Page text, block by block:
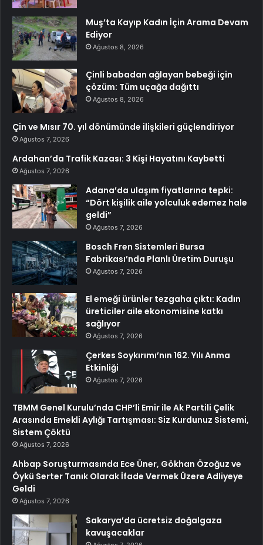
Muş’ta Kayıp Kadın İçin Arama Devam
Ediyor
Ağustos 8, 2026
Çinli babadan ağlayan bebeği için
çözüm: Tüm uçağa dağıttı
Ağustos 8, 2026
Çin ve Mısır 70. yıl dönümünde ilişkileri güçlendiriyor
Ağustos 7, 2026
Ardahan’da Trafik Kazası: 3 Kişi Hayatını Kaybetti
Ağustos 7, 2026
Adana’da ulaşım fiyatlarına tepki:
“Dört kişilik aile yolculuk edemez hale
geldi”
Ağustos 7, 2026
Bosch Fren Sistemleri Bursa
Fabrikası’nda Planlı Üretim Duruşu
Ağustos 7, 2026
El emeği ürünler tezgaha çıktı: Kadın
üreticiler aile ekonomisine katkı
sağlıyor
Ağustos 7, 2026
Çerkes Soykırımı’nın 162. Yılı Anma
Etkinliği
Ağustos 7, 2026
TBMM Genel Kurulu’nda CHP’li Emir ile Ak Partili Çelik
Arasında Emekli Aylığı Tartışması: Siz Kurdunuz Sistemi,
Sistem Çöktü
Ağustos 7, 2026
Ahbap Soruşturmasında Ece Üner, Gökhan Özoğuz ve
Öykü Serter Tanık Olarak İfade Vermek Üzere Adliyeye
Geldi
Ağustos 7, 2026
Sakarya’da ücretsiz doğalgaza
kavuşacaklar